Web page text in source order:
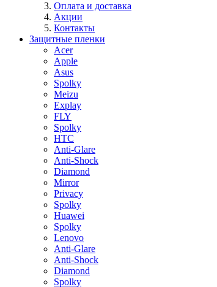
Оплата и доставка
Акции
Контакты
Защитные пленки
Acer
Apple
Asus
Spolky
Meizu
Explay
FLY
Spolky
HTC
Anti-Glare
Anti-Shock
Diamond
Mirror
Privacy
Spolky
Huawei
Spolky
Lenovo
Anti-Glare
Anti-Shock
Diamond
Spolky